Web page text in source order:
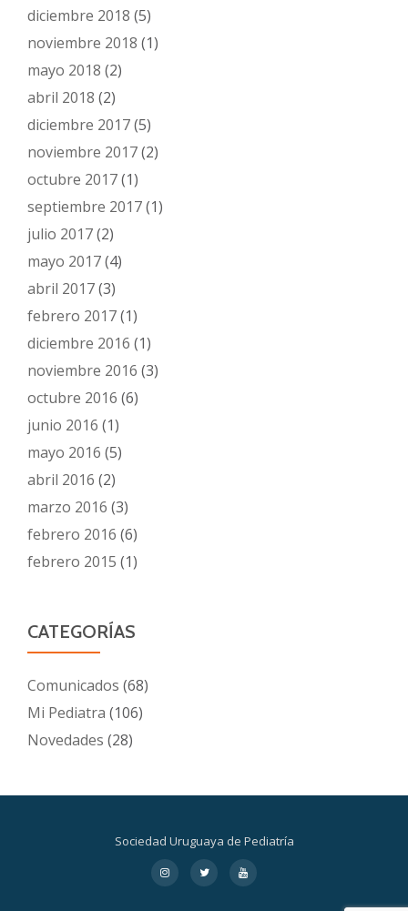
diciembre 2018 (5)
noviembre 2018 (1)
mayo 2018 (2)
abril 2018 (2)
diciembre 2017(5)
noviembre 2017(2)
octubre 2017(1)
septiembre 2017(1)
julio 2017(2)
mayo 2017(4)
abril 2017(3)
febrero 2017(1)
diciembre 2016 (1)
noviembre 2016 (3)
octubre 2016 (6)
junio 2016 (1)
mayo 2016 (5)
abril 2016 (2)
marzo 2016 (3)
febrero 2016 (6)
febrero 2015 (1)
CATEGORÍAS
Comunicados (68)
Mi Pediatra (106)
Novedades (28)
Sociedad Uruguaya de Pediatría
fa-
instagram
fa-
twitter
fa-
youtube